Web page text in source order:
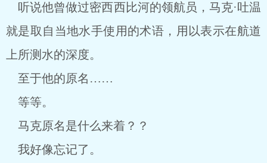
听说他曾做过密西西比河的领航员，马克·吐温
就是取自当地水手使用的术语，用以表示在航道
上所测水的深度。
至于他的原名……
等等。
马克原名是什么来着？？
我好像忘记了。